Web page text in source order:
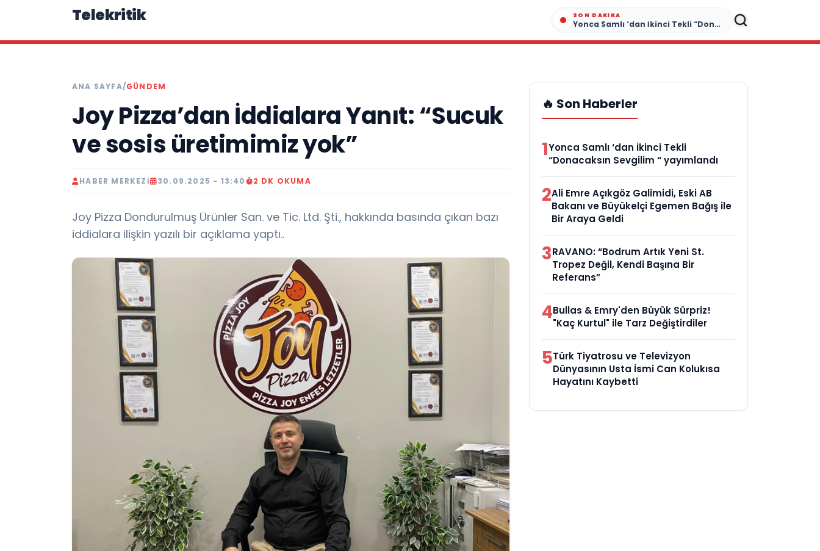
Telekritik SON DAKIKA
Yonca Samlı ‘dan İkinci Tekli “Donacaksın Sevgilim “ yayımlandı
ANA SAYFA/GÜNDEM
Joy Pizza’dan İddialara Yanıt: “Sucuk
ve sosis üretimimiz yok”
HABER MERKEZI 30.09.2025 - 13:40 2 DK OKUMA
Joy Pizza Dondurulmuş Ürünler San. ve Tic. Ltd. Şti., hakkında basında çıkan bazı
iddialara ilişkin yazılı bir açıklama yaptı..
🔥 Son Haberler
1Yonca Samlı ‘dan İkinci Tekli
“Donacaksın Sevgilim “ yayımlandı
2Ali Emre Açıkgöz Galimidi, Eski AB
Bakanı ve Büyükelçi Egemen Bağış ile
Bir Araya Geldi
3RAVANO: “Bodrum Artık Yeni St.
Tropez Değil, Kendi Başına Bir
Referans”
4Bullas & Emry'den Büyük Sürpriz!
"Kaç Kurtul" ile Tarz Değiştirdiler
5Türk Tiyatrosu ve Televizyon
Dünyasının Usta İsmi Can Kolukısa
Hayatını Kaybetti